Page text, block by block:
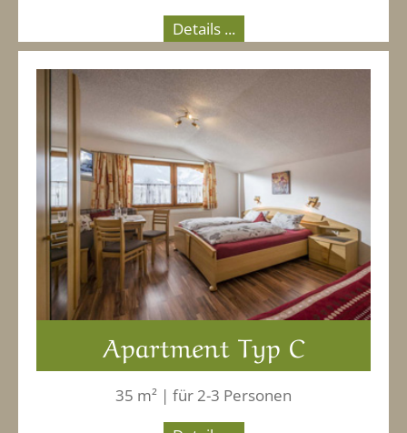
Details ...
Apartment Typ C
35 m² | für 2-3 Personen